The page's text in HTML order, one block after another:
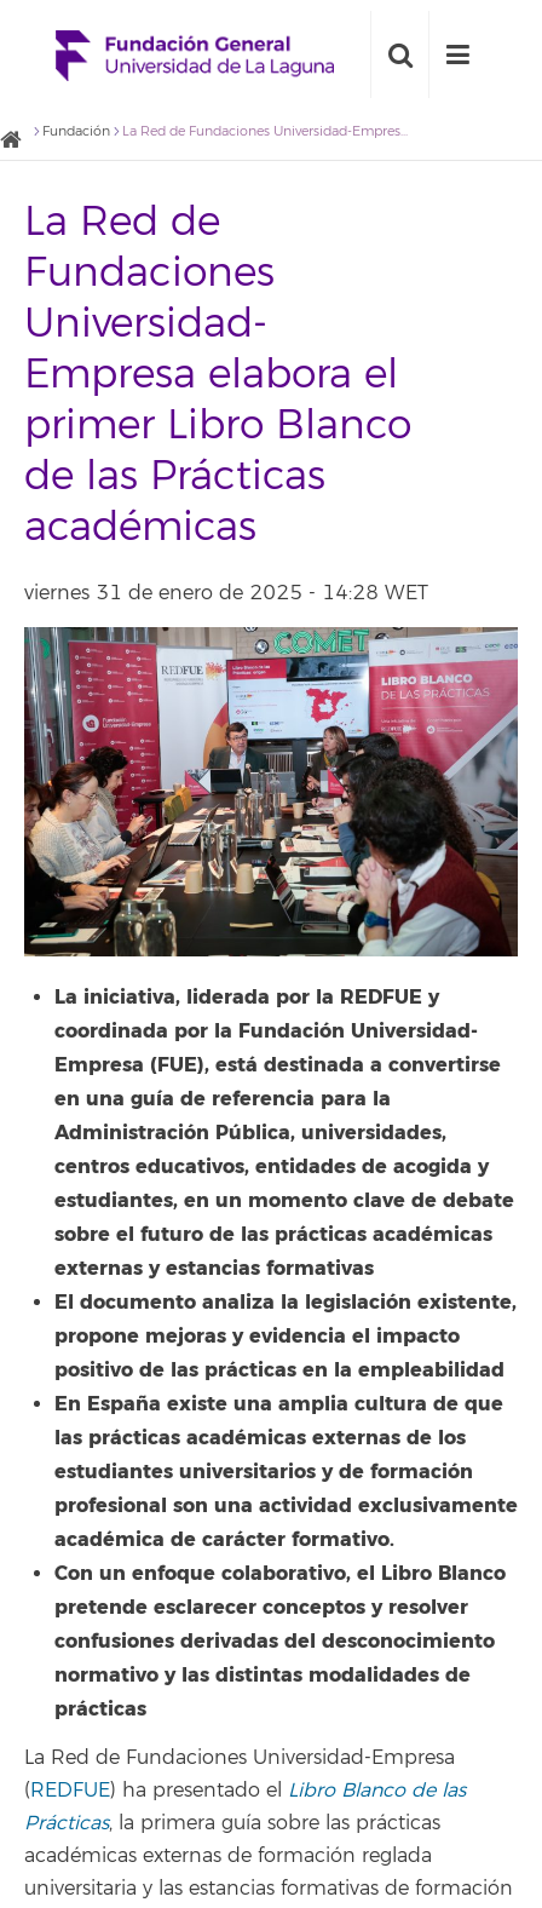
Fundación La Red de Fundaciones Universidad-Empresa elabora el primer Libro Blanco de las Prácticas académicas
La Red de
Fundaciones
Universidad-
Empresa elabora el
primer Libro Blanco
de las Prácticas
académicas
viernes 31 de enero de 2025 - 14:28 WET
La iniciativa, liderada por la REDFUE y
coordinada por la Fundación Universidad-
Empresa (FUE), está destinada a convertirse
en una guía de referencia para la
Administración Pública, universidades,
centros educativos, entidades de acogida y
estudiantes, en un momento clave de debate
sobre el futuro de las prácticas académicas
externas y estancias formativas
El documento analiza la legislación existente,
propone mejoras y evidencia el impacto
positivo de las prácticas en la empleabilidad
En España existe una amplia cultura de que
las prácticas académicas externas de los
estudiantes universitarios y de formación
profesional son una actividad exclusivamente
académica de carácter formativo.
Con un enfoque colaborativo, el Libro Blanco
pretende esclarecer conceptos y resolver
confusiones derivadas del desconocimiento
normativo y las distintas modalidades de
prácticas
La Red de Fundaciones Universidad-Empresa
(REDFUE) ha presentado el Libro Blanco de las
Prácticas, la primera guía sobre las prácticas
académicas externas de formación reglada
universitaria y las estancias formativas de formación